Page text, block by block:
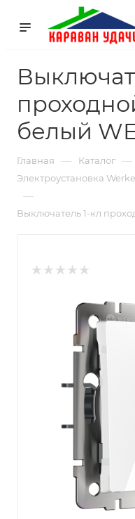
белый
Главная — Каталог —
Электроустановка
—
Выключатель 1-кл